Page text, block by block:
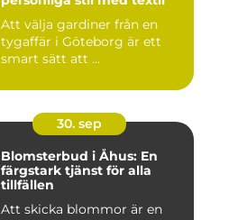
Att välja gardiner från en
tygaffär i Göteborg är ett
smart sätt att ...
30. sep
Blomsterbud i Åhus: En
färgstark tjänst för alla
tillfällen
Att skicka blommor är en